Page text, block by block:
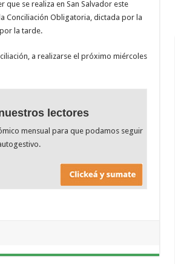
que se realiza en San Salvador este
Conciliación Obligatoria, dictada por la
la tarde.
a realizarse el próximo miércoles
lectores
mensual para que podamos seguir